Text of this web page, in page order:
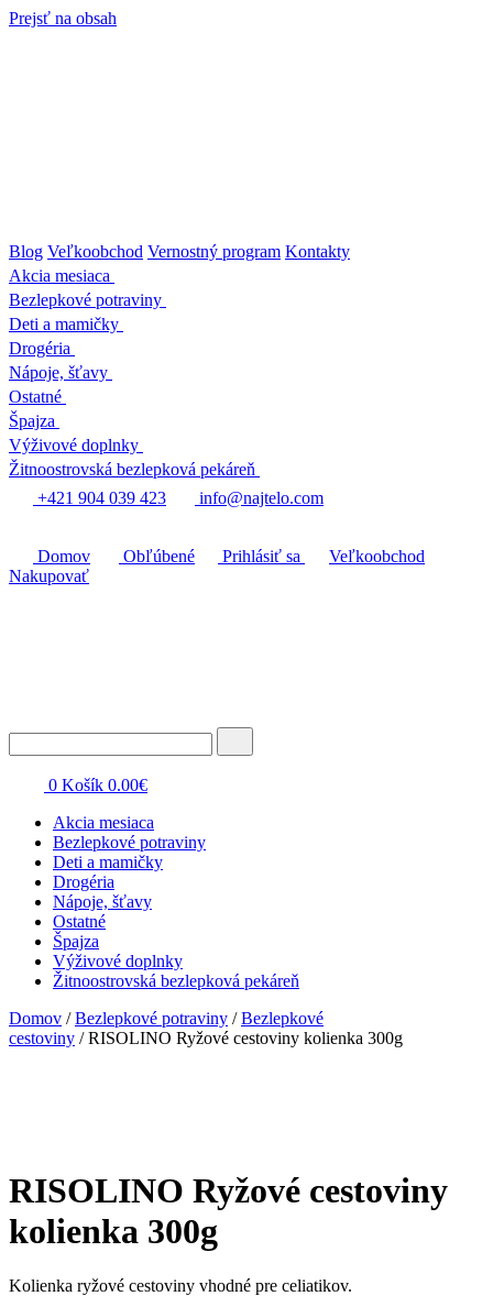
Prejsť na obsah
Blog Veľkoobchod Vernostný program Kontakty
Akcia mesiaca
Bezlepkové potraviny
Deti a mamičky
Drogéria
Nápoje, šťavy
Ostatné
Špajza
Výživové doplnky
Žitnoostrovská bezlepková pekáreň
+421 904 039 423
info@najtelo.com
Domov Obľúbené Prihlásiť sa
Veľkoobchod
Nakupovať
0 Košík 0.00€
Akcia mesiaca
Bezlepkové potraviny
Deti a mamičky
Drogéria
Nápoje, šťavy
Ostatné
Špajza
Výživové doplnky
Žitnoostrovská bezlepková pekáreň
Domov /Bezlepkové potraviny /Bezlepkové
cestoviny / RISOLINO Ryžové cestoviny kolienka 300g
RISOLINO Ryžové cestoviny
kolienka 300g
Kolienka ryžové cestoviny vhodné pre celiatikov.